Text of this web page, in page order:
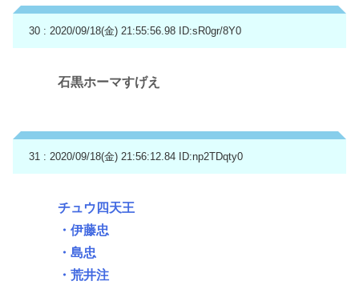
30 : 2020/09/18(金) 21:55:56.98 ID:sR0gr/8Y0
石黒ホーマすげえ
31 : 2020/09/18(金) 21:56:12.84 ID:np2TDqty0
チュウ四天王
・伊藤忠
・島忠
・荒井注